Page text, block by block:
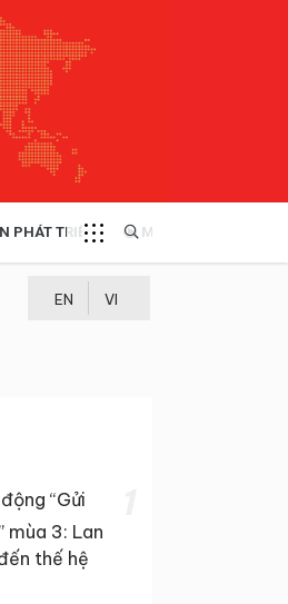
PHÁT TRIỂN MULTIMEDIA
EN VI
“Gửi
mùa 3: Lan
thế hệ